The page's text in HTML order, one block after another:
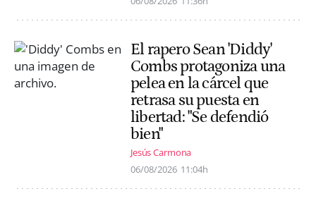
El rapero Sean 'Diddy'
Combs protagoniza una
pelea en la cárcel que
retrasa su puesta en
libertad: "Se defendió
bien"
Jesús Carmona
06/08/2026 11:04h